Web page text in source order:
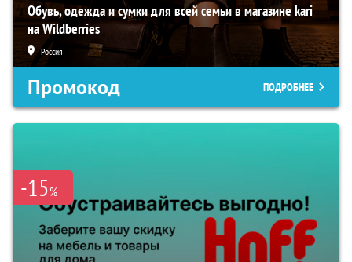
Обувь, одежда и сумки для всей семьи в магазине kari
на Wildberries
Россия
Промокод ПОДРОБНЕЕ
-15%